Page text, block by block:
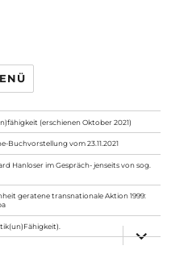
(erschienen Oktober 2021)
Buchvorstellung vom 23.11.2021
Hanloser im Gespräch- jenseits von sog.
geratene transnationale Aktion 1999:
anzeigen